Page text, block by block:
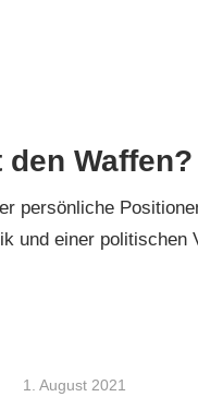
den Waffen?
persönliche
und einer politischen
1. August 2021